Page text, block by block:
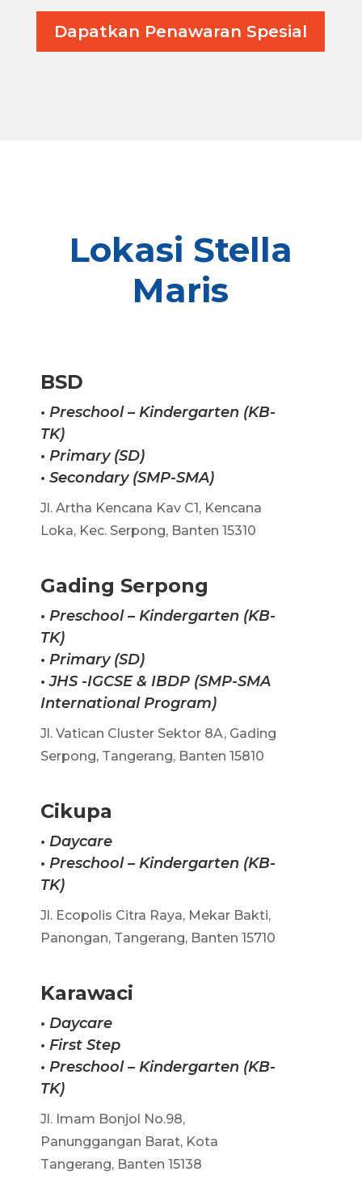
Dapatkan Penawaran Spesial
Lokasi Stella
Maris
BSD
• Preschool – Kindergarten (KB-
TK)
• Primary (SD)
• Secondary (SMP-SMA)
Jl. Artha Kencana Kav C1, Kencana
Loka, Kec. Serpong, Banten 15310
Gading Serpong
• Preschool – Kindergarten (KB-
TK)
• Primary (SD)
•JHS -IGCSE & IBDP (SMP-SMA
International Program)
Jl. Vatican Cluster Sektor 8A, Gading
Serpong, Tangerang, Banten 15810
Cikupa
• Daycare
• Preschool – Kindergarten (KB-
TK)
Jl. Ecopolis Citra Raya, Mekar Bakti,
Panongan, Tangerang, Banten 15710
Karawaci
• Daycare
• First Step
• Preschool – Kindergarten (KB-
TK)
Jl. Imam Bonjol No.98,
Panunggangan Barat, Kota
Tangerang, Banten 15138